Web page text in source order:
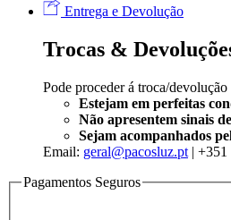
Entrega e Devolução
Trocas &
Pode proceder á troca/
Estejam em perfeitas
Não apresentem sinais
Sejam acompanhados
Email: geral@pacosluz.pt |
Pagamentos Seguros